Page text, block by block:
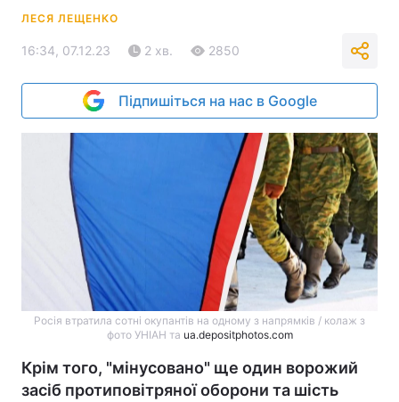
ЛЕСЯ ЛЕЩЕНКО
16:34, 07.12.23 2 хв. 2850
Підпишіться на нас в Google
Росія втратила сотні окупантів на одному з напрямків / колаж з
фото УНІАН та ua.depositphotos.com
Крім того, "мінусовано" ще один ворожий
засіб протиповітряної оборони та шість